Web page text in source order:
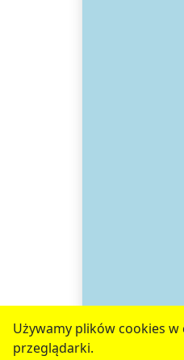
Używamy plików cookies w
przeglądarki. serwis jest